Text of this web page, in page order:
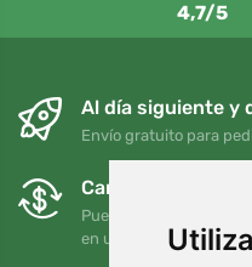
4,7/5
Al día siguiente y
Envío gratuito para
Cambios y
Puede devolver o
en un plazo de 90 días